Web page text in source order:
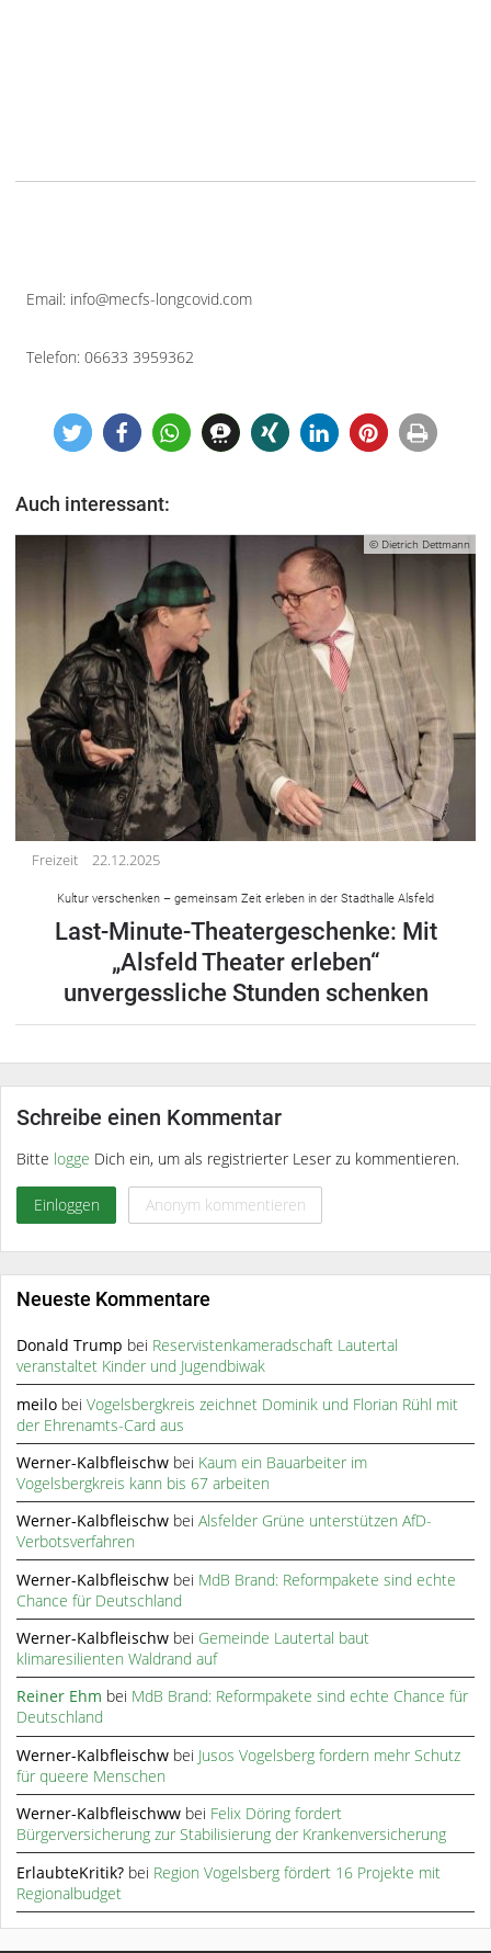
Email: info@mecfs-longcovid.com
Telefon: 06633 3959362
Auch interessant:
© Dietrich Dettmann
Freizeit 22.12.2025
Kultur verschenken – gemeinsam Zeit erleben in der Stadthalle Alsfeld
Last-Minute-Theatergeschenke: Mit
„Alsfeld Theater erleben“
unvergessliche Stunden schenken
Schreibe einen Kommentar
Bitte logge Dich ein, um als registrierter Leser zu kommentieren.
Einloggen Anonym kommentieren
Neueste Kommentare
Donald Trump bei Reservistenkameradschaft Lautertal
veranstaltet Kinder und Jugendbiwak
meilo beiVogelsbergkreis zeichnet Dominik und Florian Rühl mit
der Ehrenamts-Card aus
Werner-Kalbfleischw bei Kaum ein Bauarbeiter im
Vogelsbergkreis kann bis 67 arbeiten
Werner-Kalbfleischw beiAlsfelder Grüne unterstützen AfD-
Verbotsverfahren
Werner-Kalbfleischw bei MdB Brand: Reformpakete sind echte
Chance für Deutschland
Werner-Kalbfleischw bei Gemeinde Lautertal baut
klimaresilienten Waldrand auf
Reiner Ehm bei MdB Brand: Reformpakete sind echte Chance für
Deutschland
Werner-Kalbfleischw bei Jusos Vogelsberg fordern mehr Schutz
für queere Menschen
Werner-Kalbfleischww bei Felix Döring fordert
Bürgerversicherung zur Stabilisierung der Krankenversicherung
ErlaubteKritik? bei Region Vogelsberg fördert 16 Projekte mit
Regionalbudget